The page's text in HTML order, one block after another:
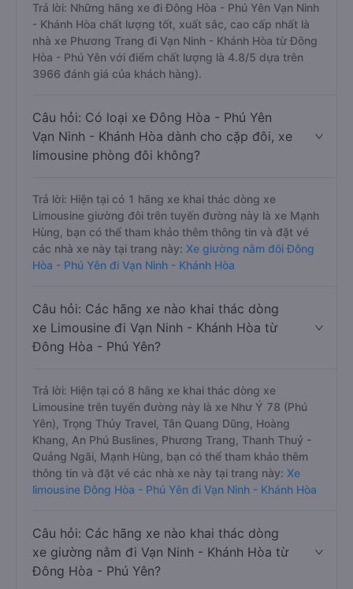
Trả lời: Những hãng xe đi Đông Hòa - Phú Yên Vạn Ninh
- Khánh Hòa chất lượng tốt, xuất sắc, cao cấp nhất là
nhà xe Phương Trang đi Vạn Ninh - Khánh Hòa từ Đông
Hòa - Phú Yên với điểm chất lượng là 4.8/5 dựa trên
3966 đánh giá của khách hàng).
Câu hỏi: Có loại xe Đông Hòa - Phú Yên
Vạn Ninh - Khánh Hòa dành cho cặp đôi, xe
limousine phòng đôi không?
Trả lời: Hiện tại có 1 hãng xe khai thác dòng xe
Limousine giường đôi trên tuyến đường này là xe Mạnh
Hùng, bạn có thể tham khảo thêm thông tin và đặt vé
các nhà xe này tại trang này: Xe giường nằm đôi Đông
Hòa - Phú Yên đi Vạn Ninh - Khánh Hòa
Câu hỏi: Các hãng xe nào khai thác dòng
xe Limousine đi Vạn Ninh - Khánh Hòa từ
Đông Hòa - Phú Yên?
Trả lời: Hiện tại có 8 hãng xe khai thác dòng xe
Limousine trên tuyến đường này là xe Như Ý 78 (Phú
Yên), Trọng Thủy Travel, Tân Quang Dũng, Hoàng
Khang, An Phú Buslines, Phương Trang, Thanh Thuỷ -
Quảng Ngãi, Mạnh Hùng, bạn có thể tham khảo thêm
thông tin và đặt vé các nhà xe này tại trang này: Xe
limousine Đông Hòa - Phú Yên đi Vạn Ninh - Khánh Hòa
Câu hỏi: Các hãng xe nào khai thác dòng
xe giường nằm đi Vạn Ninh - Khánh Hòa từ
Đông Hòa - Phú Yên?